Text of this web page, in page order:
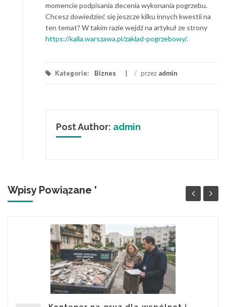
momencie podpisania zlecenia wykonania pogrzebu.
Chcesz dowiedzieć się jeszcze kilku innych kwestii na
ten temat? W takim razie wejdź na artykuł ze strony
https://kalla.warszawa.pl/zaklad-pogrzebowy/.
Kategorie: Biznes / przez admin
Post Author: admin
Wpisy Powiązane '